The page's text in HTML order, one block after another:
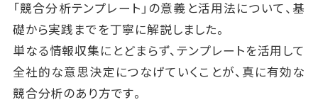
「競合分析テンプレート」の意義と活用法について、基
礎から実践までを丁寧に解説しました。
単なる情報収集にとどまらず、テンプレートを活用して
全社的な意思決定につなげていくことが、真に有効な
競合分析のあり方です。